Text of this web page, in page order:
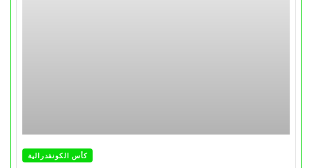
كأس الكونفدرالية